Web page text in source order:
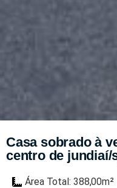
Casa sobrado à
centro de jundiaí/
Área Total: 388,00m²